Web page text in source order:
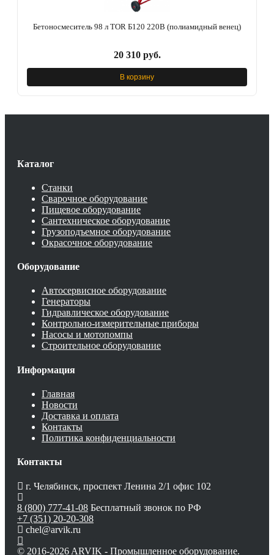
Бетоносмеситель 98 л TOR Б120 220В (полиамидный венец)
20 310 руб.
В корзину
Каталог
Станки
Сварочное оборудование
Пищевое оборудование
Сантехническое оборудование
Грузоподъемное оборудование
Окрасочное оборудование
Оборудование
Автосервисное оборудование
Генераторы
Гидравлическое оборудование
Контрольно-измерительные приборы
Насосы и мотопомпы
Строительное оборудование
Информация
Главная
Новости
Доставка и оплата
Контакты
Политика конфиденциальности
Контакты
г. Челябинск, проспект Ленина 2/1 офис 102
8 (800) 777-41-08 Бесплатный звонок по РФ
+7 (351) 20-20-308
chel@arvik.ru
© 2016-2026 ARVIK - Промышленное оборудование.